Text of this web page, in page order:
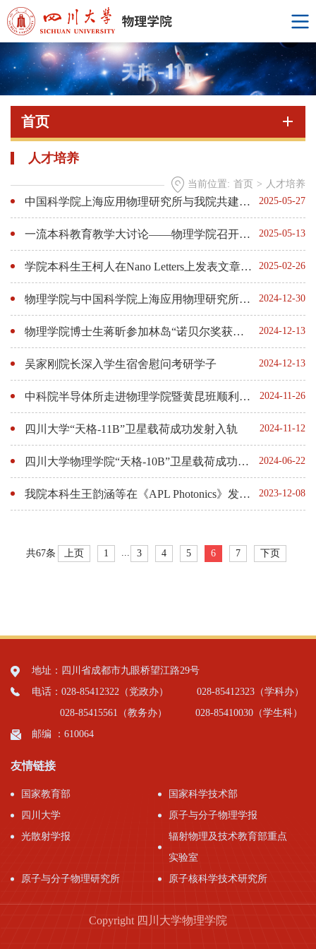
首页
人才培养
当前位置: 首页 > 人才培养
中国科学院上海应用物理研究所与我院共建“应用物理菁英班” 2025-05-27
一流本科教育教学大讨论——物理学院召开2025版本科人才培养方案修订讨论会 2025-05-13
学院本科生王柯人在Nano Letters上发表文章： 突破传统——三元光栅实现高相干热发射调控 2025-02-26
物理学院与中国科学院上海应用物理研究所“一部六院”科教融汇人才培养项目启动会 2024-12-30
物理学院博士生蒋昕参加林岛“诺贝尔奖获得者大会” 2024-12-13
吴家刚院长深入学生宿舍慰问考研学子 2024-12-13
中科院半导体所走进物理学院暨黄昆班顺利开班 2024-11-26
四川大学“天格-11B”卫星载荷成功发射入轨 2024-11-12
四川大学物理学院“天格-10B”卫星载荷成功发射入轨 2024-06-22
我院本科生王韵涵等在《APL Photonics》发文：提出了一种用于完备手征光信号高精度探测的量子弱测量技术 2023-12-08
共67条 上页 1 3 4 5 6 7 下页
地址：四川省成都市九眼桥望江路29号
电话：028-85412322（党政办）
028-85412323（学科办）
028-85415561（教务办）
028-85410030（学生科）
邮编 ：610064
友情链接
国家教育部
国家科学技术部
四川大学
原子与分子物理学报
光散射学报
辐射物理及技术教育部重点
实验室
原子与分子物理研究所
原子核科学技术研究所
Copyright 四川大学物理学院